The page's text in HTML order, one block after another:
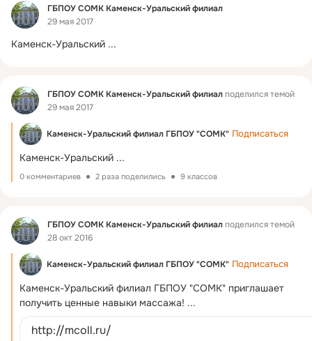
Фид
ГБПОУ СОМК Каменск-Уральский филиал
29 мая 2017
Каменск-Уральский ...
Фид ГБПОУ СОМК Каменск-Уральский филиалподелился темой
29 мая 2017
Каменск-Уральский филиал ГБПОУ "СОМК" Подписаться
Каменск-Уральский ...
0 комментариев 2 раза поделились 9 классов
Фид ГБПОУ СОМК Каменск-Уральский филиалподелился темой
28 окт 2016
Каменск-Уральский филиал ГБПОУ "СОМК" Подписаться
Каменск-Уральский филиал ГБПОУ "СОМК" приглашает
получить ценные навыки массажа! ...
http://mcoll.ru/